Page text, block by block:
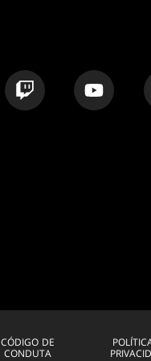
CÓDIGO DE
CONDUTA